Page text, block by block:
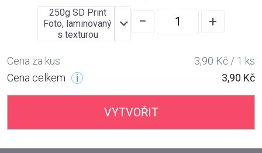
250g SD Print
Foto, laminovaný
s texturou
− +
Cena za kus
3,90 Kč / 1 ks
Cena celkem
3,90 Kč
VYTVOŘIT